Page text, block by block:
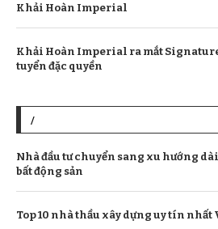
Khải Hoàn Imperial
Khải Hoàn Imperial ra mắt
tuyển đặc quyền
/
Nhà đầu tư chuyển sang xu hướng
bất động sản
Top 10 nhà thầu xây dựng uy tín nhất